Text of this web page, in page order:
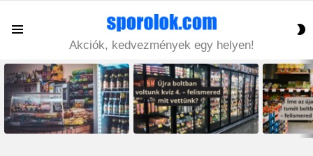
Akciók, kedvezmények egy helyen!
LATEST
STORIES